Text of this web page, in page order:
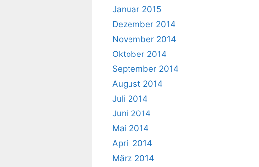
Januar 2015
Dezember 2014
November 2014
Oktober 2014
September 2014
August 2014
Juli 2014
Juni 2014
Mai 2014
April 2014
März 2014